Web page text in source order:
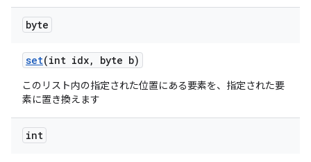
byte
set(int idx, byte b)
このリスト内の指定された位置にある要素を、指定された要
素に置き換えます
int